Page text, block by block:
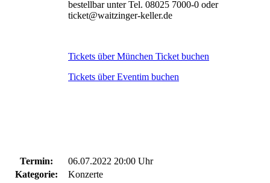
bestellbar unter Tel. 08025 7000-0 oder
ticket@waitzinger-keller.de
Tickets über München Ticket buchen
Tickets über Eventim buchen
Termin:
06.07.2022 20:00 Uhr
Kategorie:
Konzerte